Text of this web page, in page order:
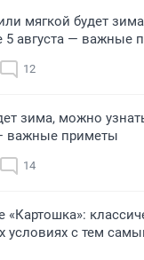
мягкой будет
5 августа — важные
12
зима, можно
важные приметы
14
«Картошка»:
условиях с тем